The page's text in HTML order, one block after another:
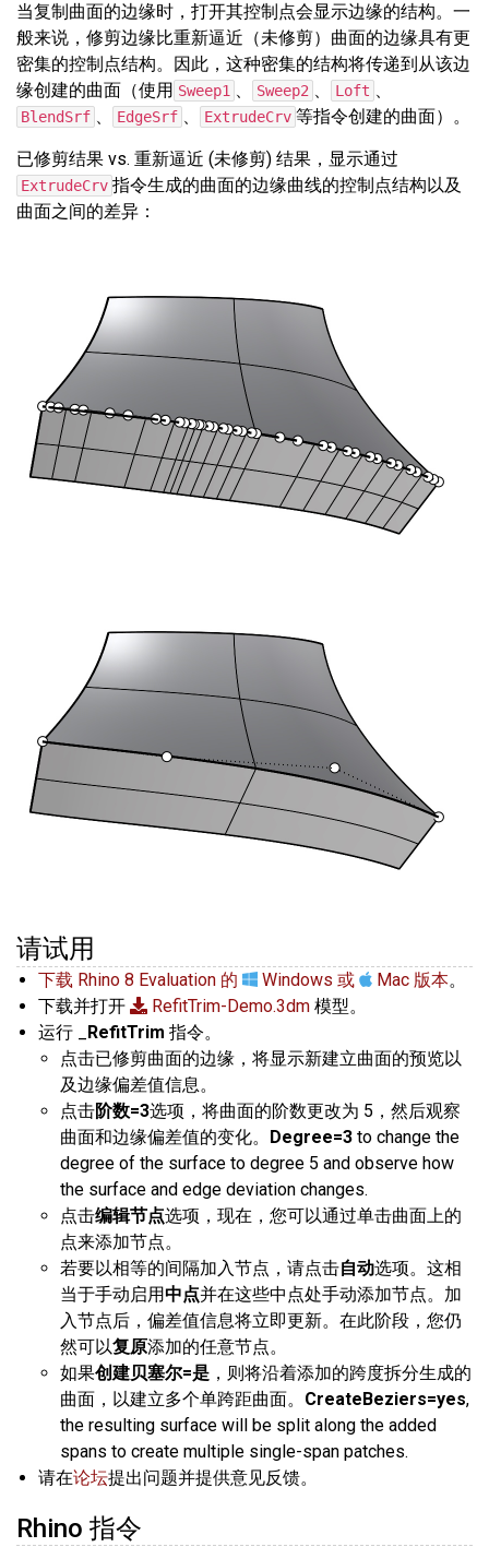
当复制曲面的边缘时，打开其控制点会显示边缘的结构。一
般来说，修剪边缘比重新逼近（未修剪）曲面的边缘具有更
密集的控制点结构。因此，这种密集的结构将传递到从该边
缘创建的曲面（使用 Sweep1 、 Sweep2 、 Loft 、
BlendSrf 、 EdgeSrf 、 ExtrudeCrv 等指令创建的曲面）。
已修剪结果 vs. 重新逼近 (未修剪) 结果，显示通过
ExtrudeCrv 指令生成的曲面的边缘曲线的控制点结构以及
曲面之间的差异：
请试用
下载 Rhino 8 Evaluation 的 Windows 或 Mac 版本。
下载并打开
RefitTrim-Demo.3dm 模型。
运行 _ RefitTrim 指令。
点击已修剪曲面的边缘，将显示新建立曲面的预览以
及边缘偏差值信息。
点击阶数=3选项，将曲面的阶数更改为 5，然后观察
曲面和边缘偏差值的变化。 Degree=3 to change the
degree of the surface to degree 5 and observe how
the surface and edge deviation changes.
点击编辑节点选项，现在，您可以通过单击曲面上的
点来添加节点。
若要以相等的间隔加入节点，请点击自动选项。这相
当于手动启用中点并在这些中点处手动添加节点。加
入节点后，偏差值信息将立即更新。在此阶段，您仍
然可以复原添加的任意节点。
如果创建贝塞尔=是 ，则将沿着添加的跨度拆分生成的
曲面，以建立多个单跨距曲面。 CreateBeziers=yes,
the resulting surface will be split along the added
spans to create multiple single-span patches.
请在论坛提出问题并提供意见反馈。
Rhino 指令